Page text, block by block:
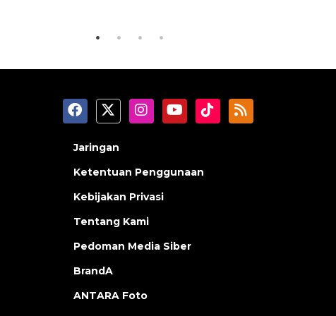
Jaringan
Ketentuan Penggunaan
Kebijakan Privasi
Tentang Kami
Pedoman Media Siber
BrandA
ANTARA Foto